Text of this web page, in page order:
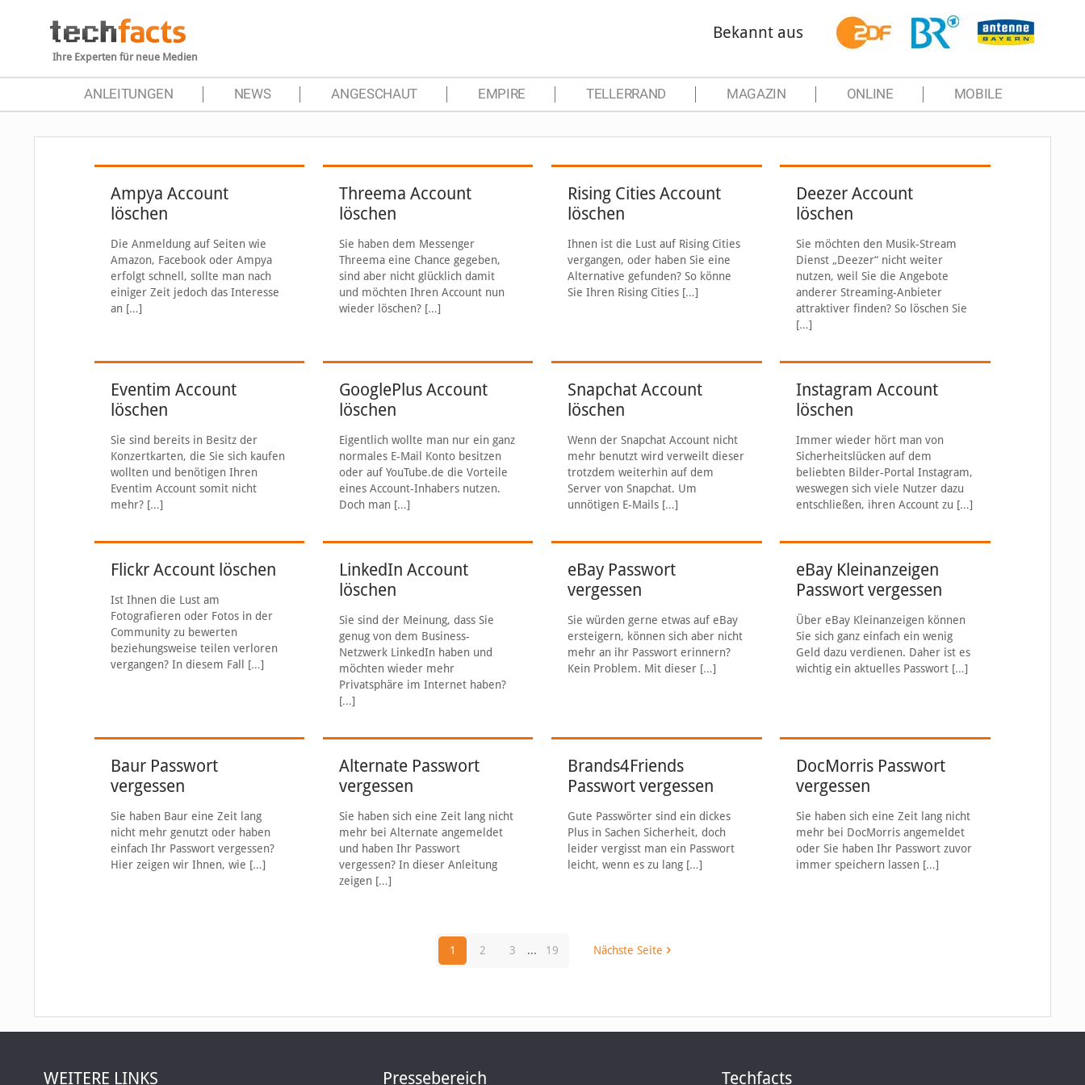
Ihre Experten für neue Medien
Bekannt aus
ANLEITUNGEN NEWS ANGESCHAUT EMPIRE TELLERRAND MAGAZIN ONLINE MOBILE
Ampya Account
löschen
Die Anmeldung auf Seiten wie
Amazon, Facebook oder Ampya
erfolgt schnell, sollte man nach
einiger Zeit jedoch das Interesse
an […]
Threema Account
löschen
Sie haben dem Messenger
Threema eine Chance gegeben,
sind aber nicht glücklich damit
und möchten Ihren Account nun
wieder löschen?[…]
Rising Cities Account
löschen
Ihnen ist die Lust auf Rising Cities
vergangen, oder haben Sie eine
Alternative gefunden? So könne
Sie Ihren Rising Cities […]
Deezer Account
löschen
Sie möchten den Musik-Stream
Dienst „Deezer“ nicht weiter
nutzen, weil Sie die Angebote
anderer Streaming-Anbieter
attraktiver finden? So löschen Sie
[…]
Eventim Account
löschen
Sie sind bereits in Besitz der
Konzertkarten, die Sie sich kaufen
wollten und benötigen Ihren
Eventim Account somit nicht
mehr?[…]
GooglePlus Account
löschen
Eigentlich wollte man nur ein ganz
normales E-Mail Konto besitzen
oder auf YouTube.de die Vorteile
eines Account-Inhabers nutzen.
Doch man […]
Snapchat Account
löschen
Wenn der Snapchat Account nicht
mehr benutzt wird verweilt dieser
trotzdem weiterhin auf dem
Server von Snapchat. Um
unnötigen E-Mails […]
Instagram Account
löschen
Immer wieder hört man von
Sicherheitslücken auf dem
beliebten Bilder-Portal Instagram,
weswegen sich viele Nutzer dazu
entschließen, ihren Account zu […]
Flickr Account löschen
Ist Ihnen die Lust am
Fotografieren oder Fotos in der
Community zu bewerten
beziehungsweise teilen verloren
vergangen? In diesem Fall
[…]
LinkedIn Account
löschen
Sie sind der Meinung, dass Sie
genug von dem Business-
Netzwerk LinkedIn haben und
möchten wieder mehr
Privatsphäre im Internet haben?
[…]
eBay Passwort
vergessen
Sie würden gerne etwas auf eBay
ersteigern, können sich aber nicht
mehr an ihr Passwort erinnern?
Kein Problem. Mit dieser […]
eBay Kleinanzeigen
Passwort vergessen
Über eBay Kleinanzeigen können
Sie sich ganz einfach ein wenig
Geld dazu verdienen. Daher ist es
wichtig ein aktuelles Passwort […]
Baur Passwort
vergessen
Sie haben Baur eine Zeit lang
nicht mehr genutzt oder haben
einfach Ihr Passwort vergessen?
Hier zeigen wir Ihnen, wie […]
Alternate Passwort
vergessen
Sie haben sich eine Zeit lang nicht
mehr bei Alternate angemeldet
und haben Ihr Passwort
vergessen? In dieser Anleitung
zeigen […]
Brands4Friends
Passwort vergessen
Gute Passwörter sind ein dickes
Plus in Sachen Sicherheit, doch
leider vergisst man ein Passwort
leicht, wenn es zu lang […]
DocMorris Passwort
vergessen
Sie haben sich eine Zeit lang nicht
mehr bei DocMorris angemeldet
oder Sie haben Ihr Passwort zuvor
immer speichern lassen […]
1 2 3 ... 19 Nächste Seite
WEITERE LINKS Pressebereich Techfacts